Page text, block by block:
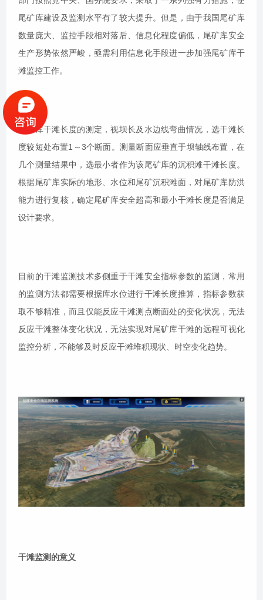
尾矿库建设及监测水平有了较大提升。但是，由于我国尾矿库
数量庞大、监控手段相对落后、信息化程度偏低，尾矿库安全
生产形势依然严峻，亟需利用信息化手段进一步加强尾矿库干
滩监控工作。
尾矿库干滩长度的测定，视坝长及水边线弯曲情况，选干滩长
度较短处布置1～3个断面。测量断面应垂直于坝轴线布置，在
几个测量结果中，选最小者作为该尾矿库的沉积滩干滩长度。
根据尾矿库实际的地形、水位和尾矿沉积滩面，对尾矿库防洪
能力进行复核，确定尾矿库安全超高和最小干滩长度是否满足
设计要求。
目前的干滩监测技术多侧重于干滩安全指标参数的监测，常用
的监测方法都需要根据库水位进行干滩长度推算，指标参数获
取不够精准，而且仅能反应干滩测点断面处的变化状况，无法
反应干滩整体变化状况，无法实现对尾矿库干滩的远程可视化
监控分析，不能够及时反应干滩堆积现状、时空变化趋势。
干滩监测的意义